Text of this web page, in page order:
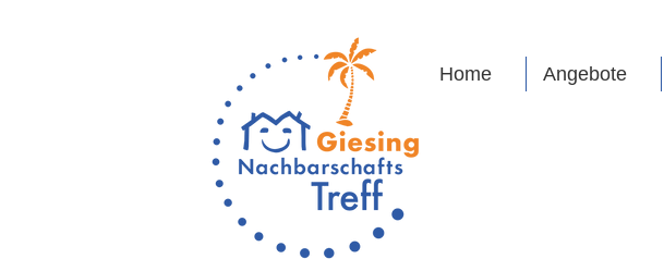
Home Angebote